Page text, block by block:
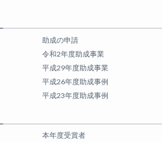
助成の申請
令和2年度助成事業
平成29年度助成事業
平成26年度助成事例
平成23年度助成事例
本年度受賞者